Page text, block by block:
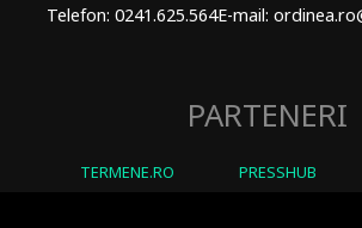
Telefon: 0241.625.564E-mail:
PARTENERI
TERMENE.RO PRESSHUB